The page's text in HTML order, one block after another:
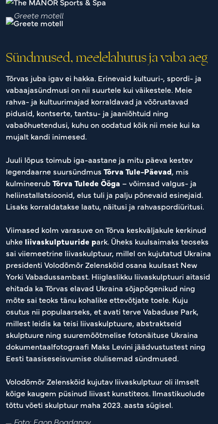
Greete motell
Sündmused, meelelahutus ja vaba aeg
Tõrvas juba igav ei hakka. Erinevaid kultuuri-, spordi- ja
vabaajasündmusi on nii suurtele kui väikestele. Meie
rahva- ja kultuurimajad korraldavad ja võõrustavad
pidusid, kontserte, tantsu- ja jaaniõhtuid ning
vabaõhuetendusi, kuhu on oodatud kõik nii meie kui ka
mujalt kandi inimesed.
Juuli lõpus toimub iga-aastane ja mitu päeva kestev
legendaarne suursündmus Tõrva Tule-Päevad, mis
kulmineerub Tõrva Tulede Ööga – võimsad valgus- ja
heliinstallatsioonid, elus tuli ja palju põnevaid esinejaid.
Lisaks korraldatakse laatu, näitusi ja rahvaspordiüritusi.
Viimased kolm varasuve on Tõrva keskväljakule kerkinud
uhke liivaskulptuuride park. Üheks kuulsaimaks teoseks
sai viiemeetrine liivaskulptuur, millel on kujutatud Ukraina
presidenti Volodõmõr Zelenskõid osana kuulsast New
Yorki Vabadussambast. Hiiglaslikku liivaskulptuuri aitasid
ehitada ka Tõrvas elavad Ukraina sõjapõgenikud ning
mõte sai teoks tänu kohalike ettevõtjate toele. Kuju
osutus nii populaarseks, et avati terve Vabaduse Park,
millest leidis ka teisi liivaskulptuure, abstraktseid
skulptuure ning suuremõõtmelise fotonäituse Ukraina
dokumentaalfotograafi Maks Levini jäädvustustest ning
Eesti taasiseseisvumise olulisemad sündmused.
Volodõmõr Zelenskõid kujutav liivaskulptuur oli ilmselt
kõige kaugem püsinud liivast kunstiteos. Ilmastikuolude
tõttu võeti skulptuur maha 2023. aasta sügisel.
Foto: Egon Bogdanov